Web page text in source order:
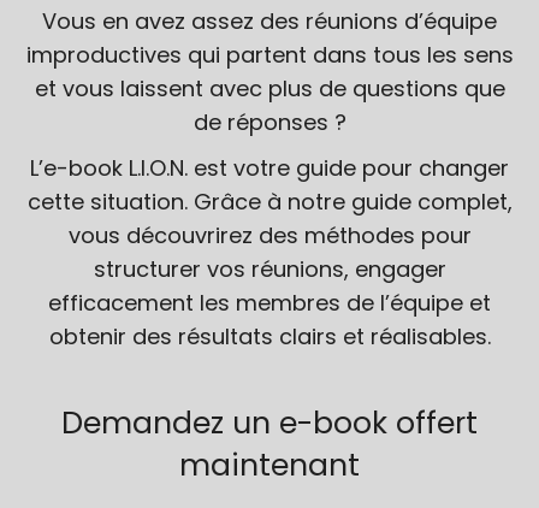
Vous en avez assez des réunions d’équipe
improductives qui partent dans tous les sens
et vous laissent avec plus de questions que
de réponses ?
L’e-book L.I.O.N. est votre guide pour changer
cette situation. Grâce à notre guide complet,
vous découvrirez des méthodes pour
structurer vos réunions, engager
efficacement les membres de l’équipe et
obtenir des résultats clairs et réalisables.
Demandez un e-book offert
maintenant